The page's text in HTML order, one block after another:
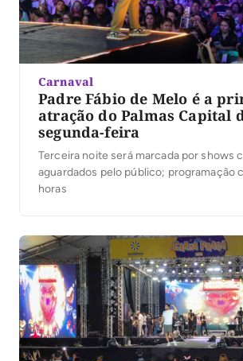
Carnaval
Padre Fábio de Melo é a
atração do Palmas Capital
segunda-feira
Terceira noite será marcada por shows
aguardados pelo público; programação
horas